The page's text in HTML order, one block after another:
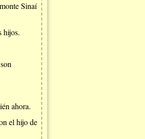
Sinaí
hijos.
ahora.
el hijo de